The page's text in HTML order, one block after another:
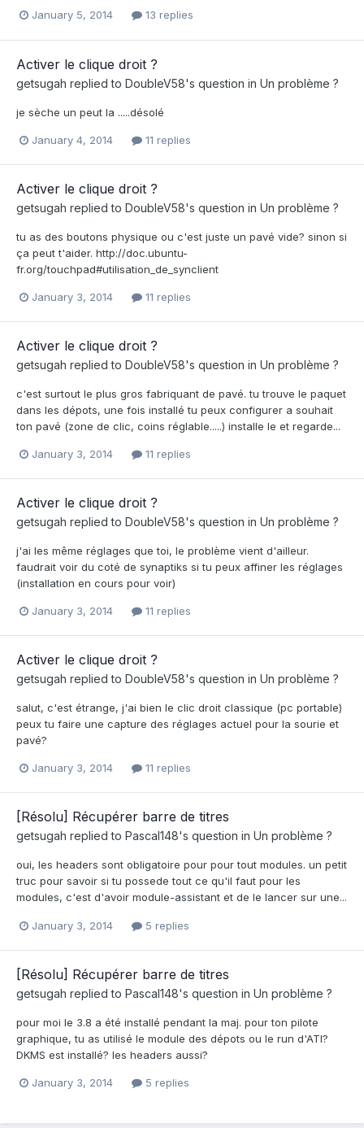
January 5, 2014 13 replies
Activer le clique droit ?
getsugah replied to DoubleV58's question in Un problème ?
je sèche un peut la .....désolé
January 4, 2014 11 replies
Activer le clique droit ?
getsugah replied to DoubleV58's question in Un problème ?
tu as des boutons physique ou c'est juste un pavé vide? sinon si
ça peut t'aider. http://doc.ubuntu-
fr.org/touchpad#utilisation_de_synclient
January 3, 2014 11 replies
Activer le clique droit ?
getsugah replied to DoubleV58's question in Un problème ?
c'est surtout le plus gros fabriquant de pavé. tu trouve le paquet
dans les dépots, une fois installé tu peux configurer a souhait
ton pavé (zone de clic, coins réglable.....) installe le et regarde...
January 3, 2014 11 replies
Activer le clique droit ?
getsugah replied to DoubleV58's question in Un problème ?
j'ai les même réglages que toi, le problème vient d'ailleur.
faudrait voir du coté de synaptiks si tu peux affiner les réglages
(installation en cours pour voir)
January 3, 2014 11 replies
Activer le clique droit ?
getsugah replied to DoubleV58's question in Un problème ?
salut, c'est étrange, j'ai bien le clic droit classique (pc portable)
peux tu faire une capture des réglages actuel pour la sourie et
pavé?
January 3, 2014 11 replies
[Résolu] Récupérer barre de titres
getsugah replied to Pascal148's question in Un problème ?
oui, les headers sont obligatoire pour pour tout modules. un petit
truc pour savoir si tu possede tout ce qu'il faut pour les
modules, c'est d'avoir module-assistant et de le lancer sur une...
January 3, 2014 5 replies
[Résolu] Récupérer barre de titres
getsugah replied to Pascal148's question in Un problème ?
pour moi le 3.8 a été installé pendant la maj. pour ton pilote
graphique, tu as utilisé le module des dépots ou le run d'ATI?
DKMS est installé? les headers aussi?
January 3, 2014 5 replies